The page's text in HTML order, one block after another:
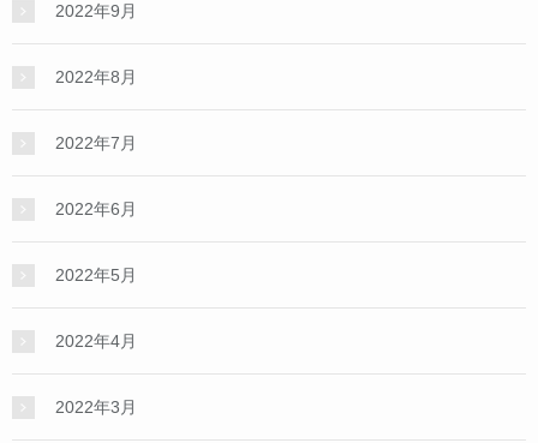
2022年9月
2022年8月
2022年7月
2022年6月
2022年5月
2022年4月
2022年3月